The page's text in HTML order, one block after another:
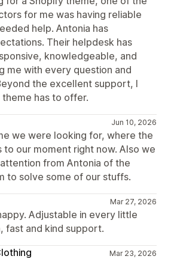
for me was having reliable
help. Antonia has
Their helpdesk has
knowledgeable, and
me with every question and
the excellent support, I
has to offer.
Jun 10, 2026
we were looking for, where the
to our moment right now. Also we
from Antonia of the
to solve some of our stuffs.
Mar 27, 2026
Adjustable in every little
fast and kind support.
Mar 23, 2026